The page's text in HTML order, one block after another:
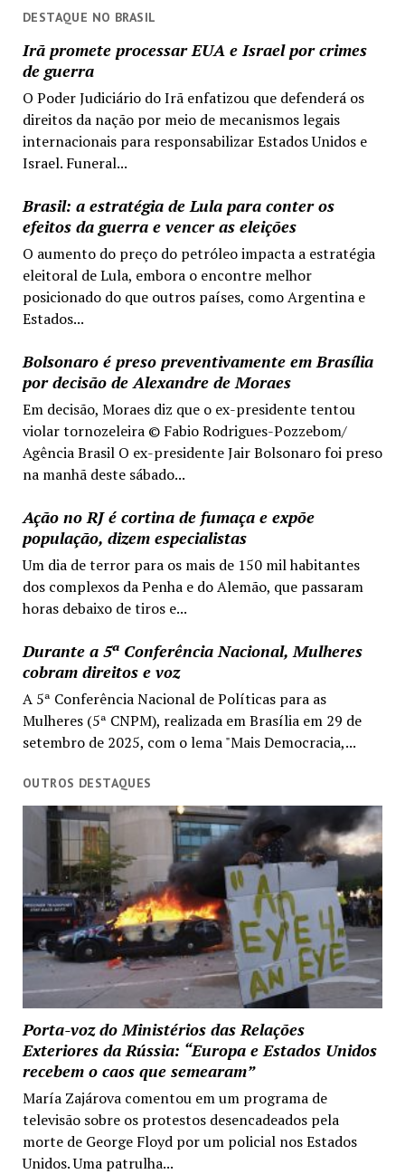
DESTAQUE NO BRASIL
Irã promete processar EUA e Israel por crimes
de guerra
O Poder Judiciário do Irã enfatizou que defenderá os
direitos da nação por meio de mecanismos legais
internacionais para responsabilizar Estados Unidos e
Israel. Funeral...
Brasil: a estratégia de Lula para conter os
efeitos da guerra e vencer as eleições
O aumento do preço do petróleo impacta a estratégia
eleitoral de Lula, embora o encontre melhor
posicionado do que outros países, como Argentina e
Estados...
Bolsonaro é preso preventivamente em Brasília
por decisão de Alexandre de Moraes
Em decisão, Moraes diz que o ex-presidente tentou
violar tornozeleira © Fabio Rodrigues-Pozzebom/
Agência Brasil O ex-presidente Jair Bolsonaro foi preso
na manhã deste sábado...
Ação no RJ é cortina de fumaça e expõe
população, dizem especialistas
Um dia de terror para os mais de 150 mil habitantes
dos complexos da Penha e do Alemão, que passaram
horas debaixo de tiros e...
Durante a 5ª Conferência Nacional, Mulheres
cobram direitos e voz
A 5ª Conferência Nacional de Políticas para as
Mulheres (5ª CNPM), realizada em Brasília em 29 de
setembro de 2025, com o lema "Mais Democracia,...
OUTROS DESTAQUES
Porta-voz do Ministérios das Relações
Exteriores da Rússia: “Europa e Estados Unidos
recebem o caos que semearam”
María Zajárova comentou em um programa de
televisão sobre os protestos desencadeados pela
morte de George Floyd por um policial nos Estados
Unidos. Uma patrulha...